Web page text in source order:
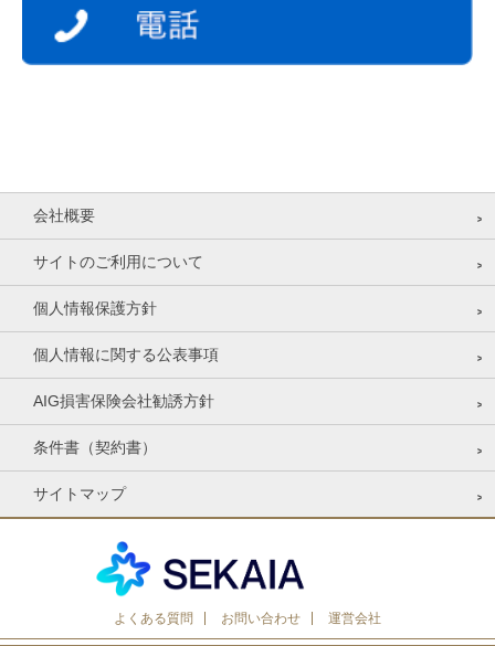
会社概要
サイトのご利用について
個人情報保護方針
個人情報に関する公表事項
AIG損害保険会社勧誘方針
条件書（契約書）
サイトマップ
よくある質問 お問い合わせ 運営会社